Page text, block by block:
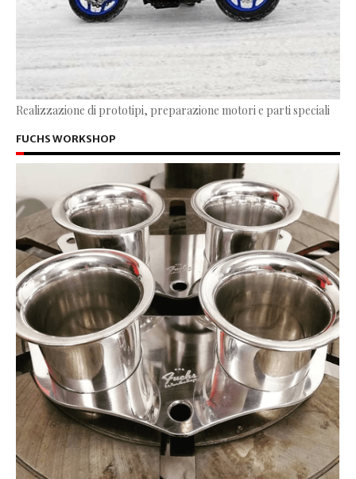
Realizzazione di prototipi, preparazione motori e parti speciali
FUCHS WORKSHOP